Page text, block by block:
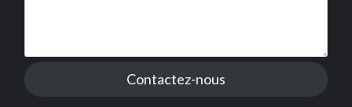
Contactez-nous